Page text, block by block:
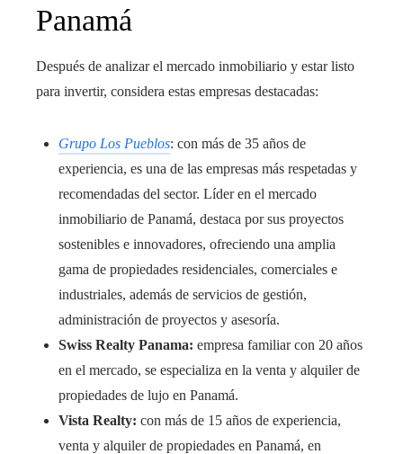
Panamá
Después de analizar el mercado inmobiliario y estar listo
para invertir, considera estas empresas destacadas:
Grupo Los Pueblos: con más de 35 años de
experiencia, es una de las empresas más respetadas y
recomendadas del sector. Líder en el mercado
inmobiliario de Panamá, destaca por sus proyectos
sostenibles e innovadores, ofreciendo una amplia
gama de propiedades residenciales, comerciales e
industriales, además de servicios de gestión,
administración de proyectos y asesoría.
Swiss Realty Panama: empresa familiar con 20 años
en el mercado, se especializa en la venta y alquiler de
propiedades de lujo en Panamá.
Vista Realty: con más de 15 años de experiencia,
venta y alquiler de propiedades en Panamá, en